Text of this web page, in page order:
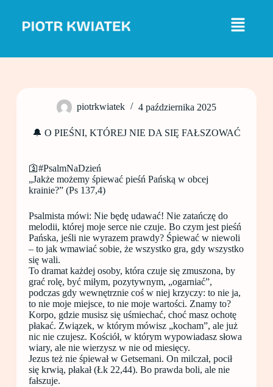
j
piotrkwiatek 4 października 2025
🔔 O PIEŚNI, KTÓREJ NIE DA SIĘ FAŁSZOWAĆ
🛐#PsalmNaDzień
„Jakże możemy śpiewać pieśń Pańską w obcej
krainie?” (Ps 137,4)
Psalmista mówi: Nie będę udawać! Nie zatańczę do
melodii, której moje serce nie czuje. Bo czym jest pieśń
Pańska, jeśli nie wyrazem prawdy? Śpiewać w niewoli
– to jak wmawiać sobie, że wszystko gra, gdy wszystko
się wali.
To dramat każdej osoby, która czuje się zmuszona, by
grać rolę, być miłym, pozytywnym, „ogarniać”,
podczas gdy wewnętrznie coś w niej krzyczy: to nie ja,
to nie moje miejsce, to nie moje wartości. Znamy to?
Korpo, gdzie musisz się uśmiechać, choć masz ochotę
płakać. Związek, w którym mówisz „kocham”, ale już
nic nie czujesz. Kościół, w którym wypowiadasz słowa
wiary, ale nie wierzysz w nie od miesięcy.
Jezus też nie śpiewał w Getsemani. On milczał, pocił
się krwią, płakał (Łk 22,44). Bo prawda boli, ale nie
fałszuje.